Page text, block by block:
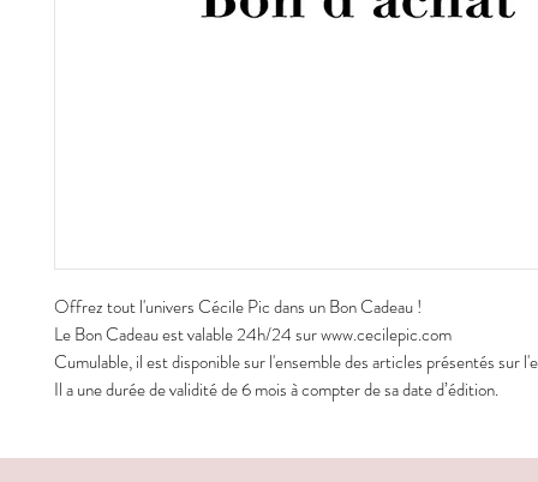
Offrez tout l'univers Cécile Pic dans un Bon Cadeau !
Le Bon Cadeau est valable 24h/24 sur www.cecilepic.com
Cumulable, il est disponible sur l'ensemble des articles présentés sur
Il a une durée de validité de 6 mois à compter de sa date d’édition.